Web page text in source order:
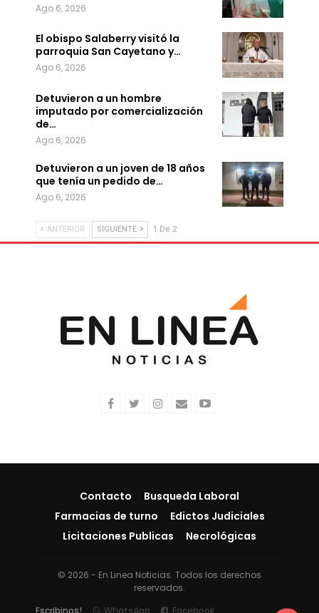
Ago 6, 2026
El obispo Salaberry visitó la
parroquia San Cayetano y…
Ago 6, 2026
Detuvieron a un hombre
imputado por comercialización
de…
Ago 6, 2026
Detuvieron a un joven de 18 años
que tenía un pedido de…
Ago 6, 2026
ANTERIOR SIGUIENTE 1 De 2
Contacto
Busqueda Laboral
Farmacias de turno
Edictos Judiciales
Licitaciones Publicas
Necrológicas
© 2026 - En Linea Noticias. Todos los derechos
reservados.